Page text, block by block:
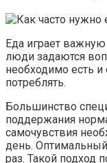
Еда играет
люди задаются
необходимо есть
потреблять.
Большинство
поддержания
самочувствия
день.
раз. Такой подход